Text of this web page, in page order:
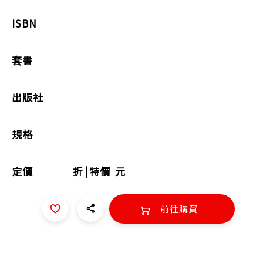
ISBN
套書
出版社
規格
定價 折 |特價 元
前往購買